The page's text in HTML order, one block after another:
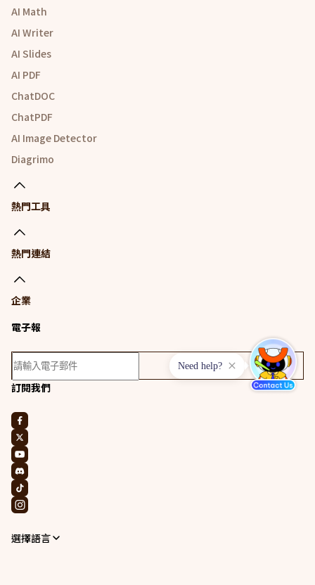
AI Math
AI Writer
AI Slides
AI PDF
ChatDOC
ChatPDF
AI Image Detector
Diagrimo
熱門工具
熱門連結
企業
電子報
訂閱我們
選擇語言
Need help?